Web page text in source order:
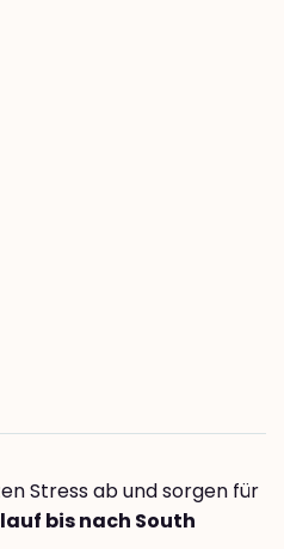
Stress ab und sorgen für
bis nach South